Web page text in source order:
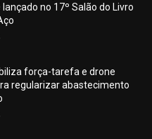
lançado no 17º Salão do Livro
força-tarefa e drone
regularizar abastecimento